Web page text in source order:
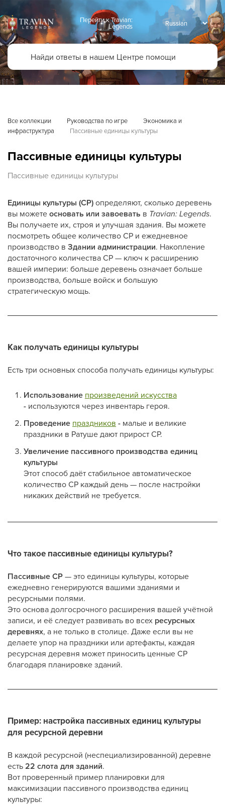
Перейти к Travian:
Legends
Все коллекции Руководства по игре
Экономика и
инфраструктура
Пассивные единицы культуры
Пассивные единицы культуры
Пассивные единицы культуры
Единицы культуры (CP)определяют, сколько деревень
вы можетеосновать или завоевать в Travian: Legends.
Вы получаете их, строя и улучшая здания. Вы можете
посмотреть общее количество CP и ежедневное
производство в Здании администрации. Накопление
достаточного количества CP — ключ к расширению
вашей империи: больше деревень означает больше
производства, больше войск и большую
стратегическую мощь.
Как получать единицы культуры
Есть три основных способа получать единицы культуры:
Использование произведений искусства
- используются через инвентарь героя.
Проведение праздников - малые и великие
праздники в Ратуше дают прирост CP.
Увеличение пассивного производства единиц
культуры
Этот способ даёт стабильное автоматическое
количество CP каждый день — после настройки
никаких действий не требуется.
Что такое пассивные единицы культуры?
Пассивные CP— это единицы культуры, которые
ежедневно генерируются вашими зданиями и
ресурсными полями.
Это основа долгосрочного расширения вашей учётной
записи, и её следует развивать во всех ресурсных
деревнях, а не только в столице. Даже если вы не
делаете упор на праздники или артефакты, каждая
ресурсная деревня может приносить ценные CP
благодаря планировке зданий.
Пример: настройка пассивных единиц культуры
для ресурсной деревни
В каждой ресурсной (неспециализированной) деревне
есть22 слота для зданий.
Вот проверенный пример планировки для
максимизации пассивного производства единиц
культуры: